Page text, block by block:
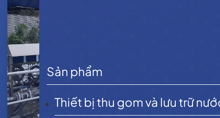
Sản phẩm
Thiết bị thu gom và lưu trữ